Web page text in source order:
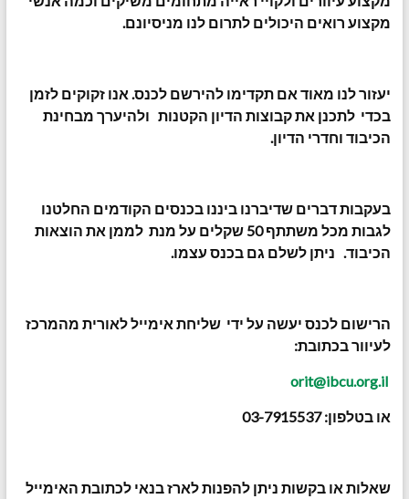
מקצוע רואים היכולים לתרום לנו מניסיונם.
יעזור לנו מאוד אם תקדימו להירשם לכנס. אנו זקוקים לזמן
בכדי לתכנן את קבוצות הדיון הקטנות ולהיערך מבחינת
הכיבוד וחדרי הדיון.
בעקבות דברים שדיברנו ביננו בכנסים הקודמים החלטנו
לגבות מכל משתתף 50 שקלים על מנת לממן את הוצאות
הכיבוד. ניתן לשלם גם בכנס עצמו.
הרישום לכנס יעשה על ידי שליחת אימייל לאורית מהמרכז
לעיוור בכתובת:
orit@ibcu.org.il
או בטלפון: 03-7915537
שאלות או בקשות ניתן להפנות לארז בנאי לכתובת האימייל